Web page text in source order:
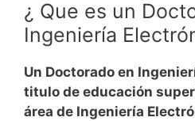
¿ Que es un
Ingeniería
Un Doctorado en
titulo de educación
área de Ingeniería